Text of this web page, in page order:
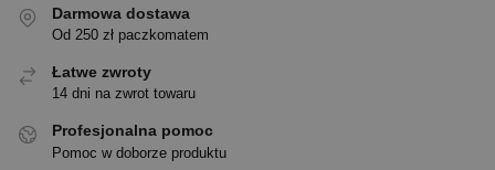
Darmowa dostawa
Od 250 zł paczkomatem
Łatwe zwroty
14 dni na zwrot towaru
Profesjonalna pomoc
Pomoc w doborze produktu